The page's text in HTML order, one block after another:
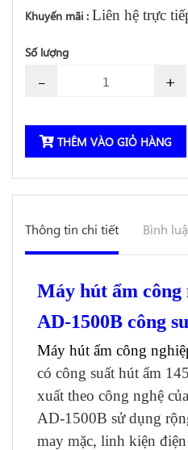
Khuyến mãi : Liên hệ trực
Số lượng
- +
THÊM VÀO GIỎ HÀNG
Thông tin chi tiết Bình
Máy hút ẩm công
AD-1500B công
Máy hút ẩm công
có công suất hút ẩm
xuất theo công nghệ
AD-1500B sử dụng
may mặc, linh kiện